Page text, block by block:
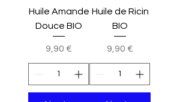
Huile Amande
Douce BIO
Prix
9,90 €
Huile de Ricin
BIO
Prix
9,90 €